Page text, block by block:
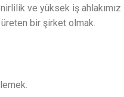
ve yüksek iş ahlakımız
bir şirket olmak.